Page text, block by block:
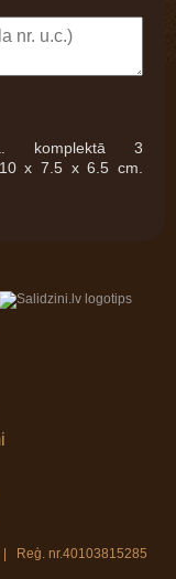
komplektā 3
x 7.5 x 6.5 cm.
Reģ. nr.40103815285